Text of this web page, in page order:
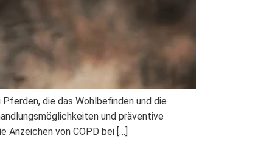
die das Wohlbefinden und die
und präventive
Anzeichen von COPD bei […]